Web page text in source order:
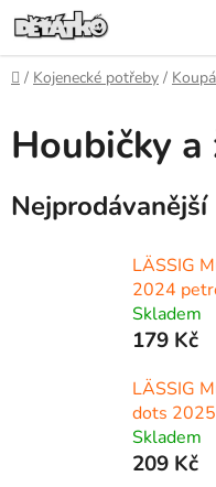
Přejít
na
obsah
Domů
/ Kojenecké potřeby /
Houbičky a
Nejprodávanější
LÄSSIG
2024
Skladem
179 Kč
LÄSSIG
dots
Skladem
209 Kč